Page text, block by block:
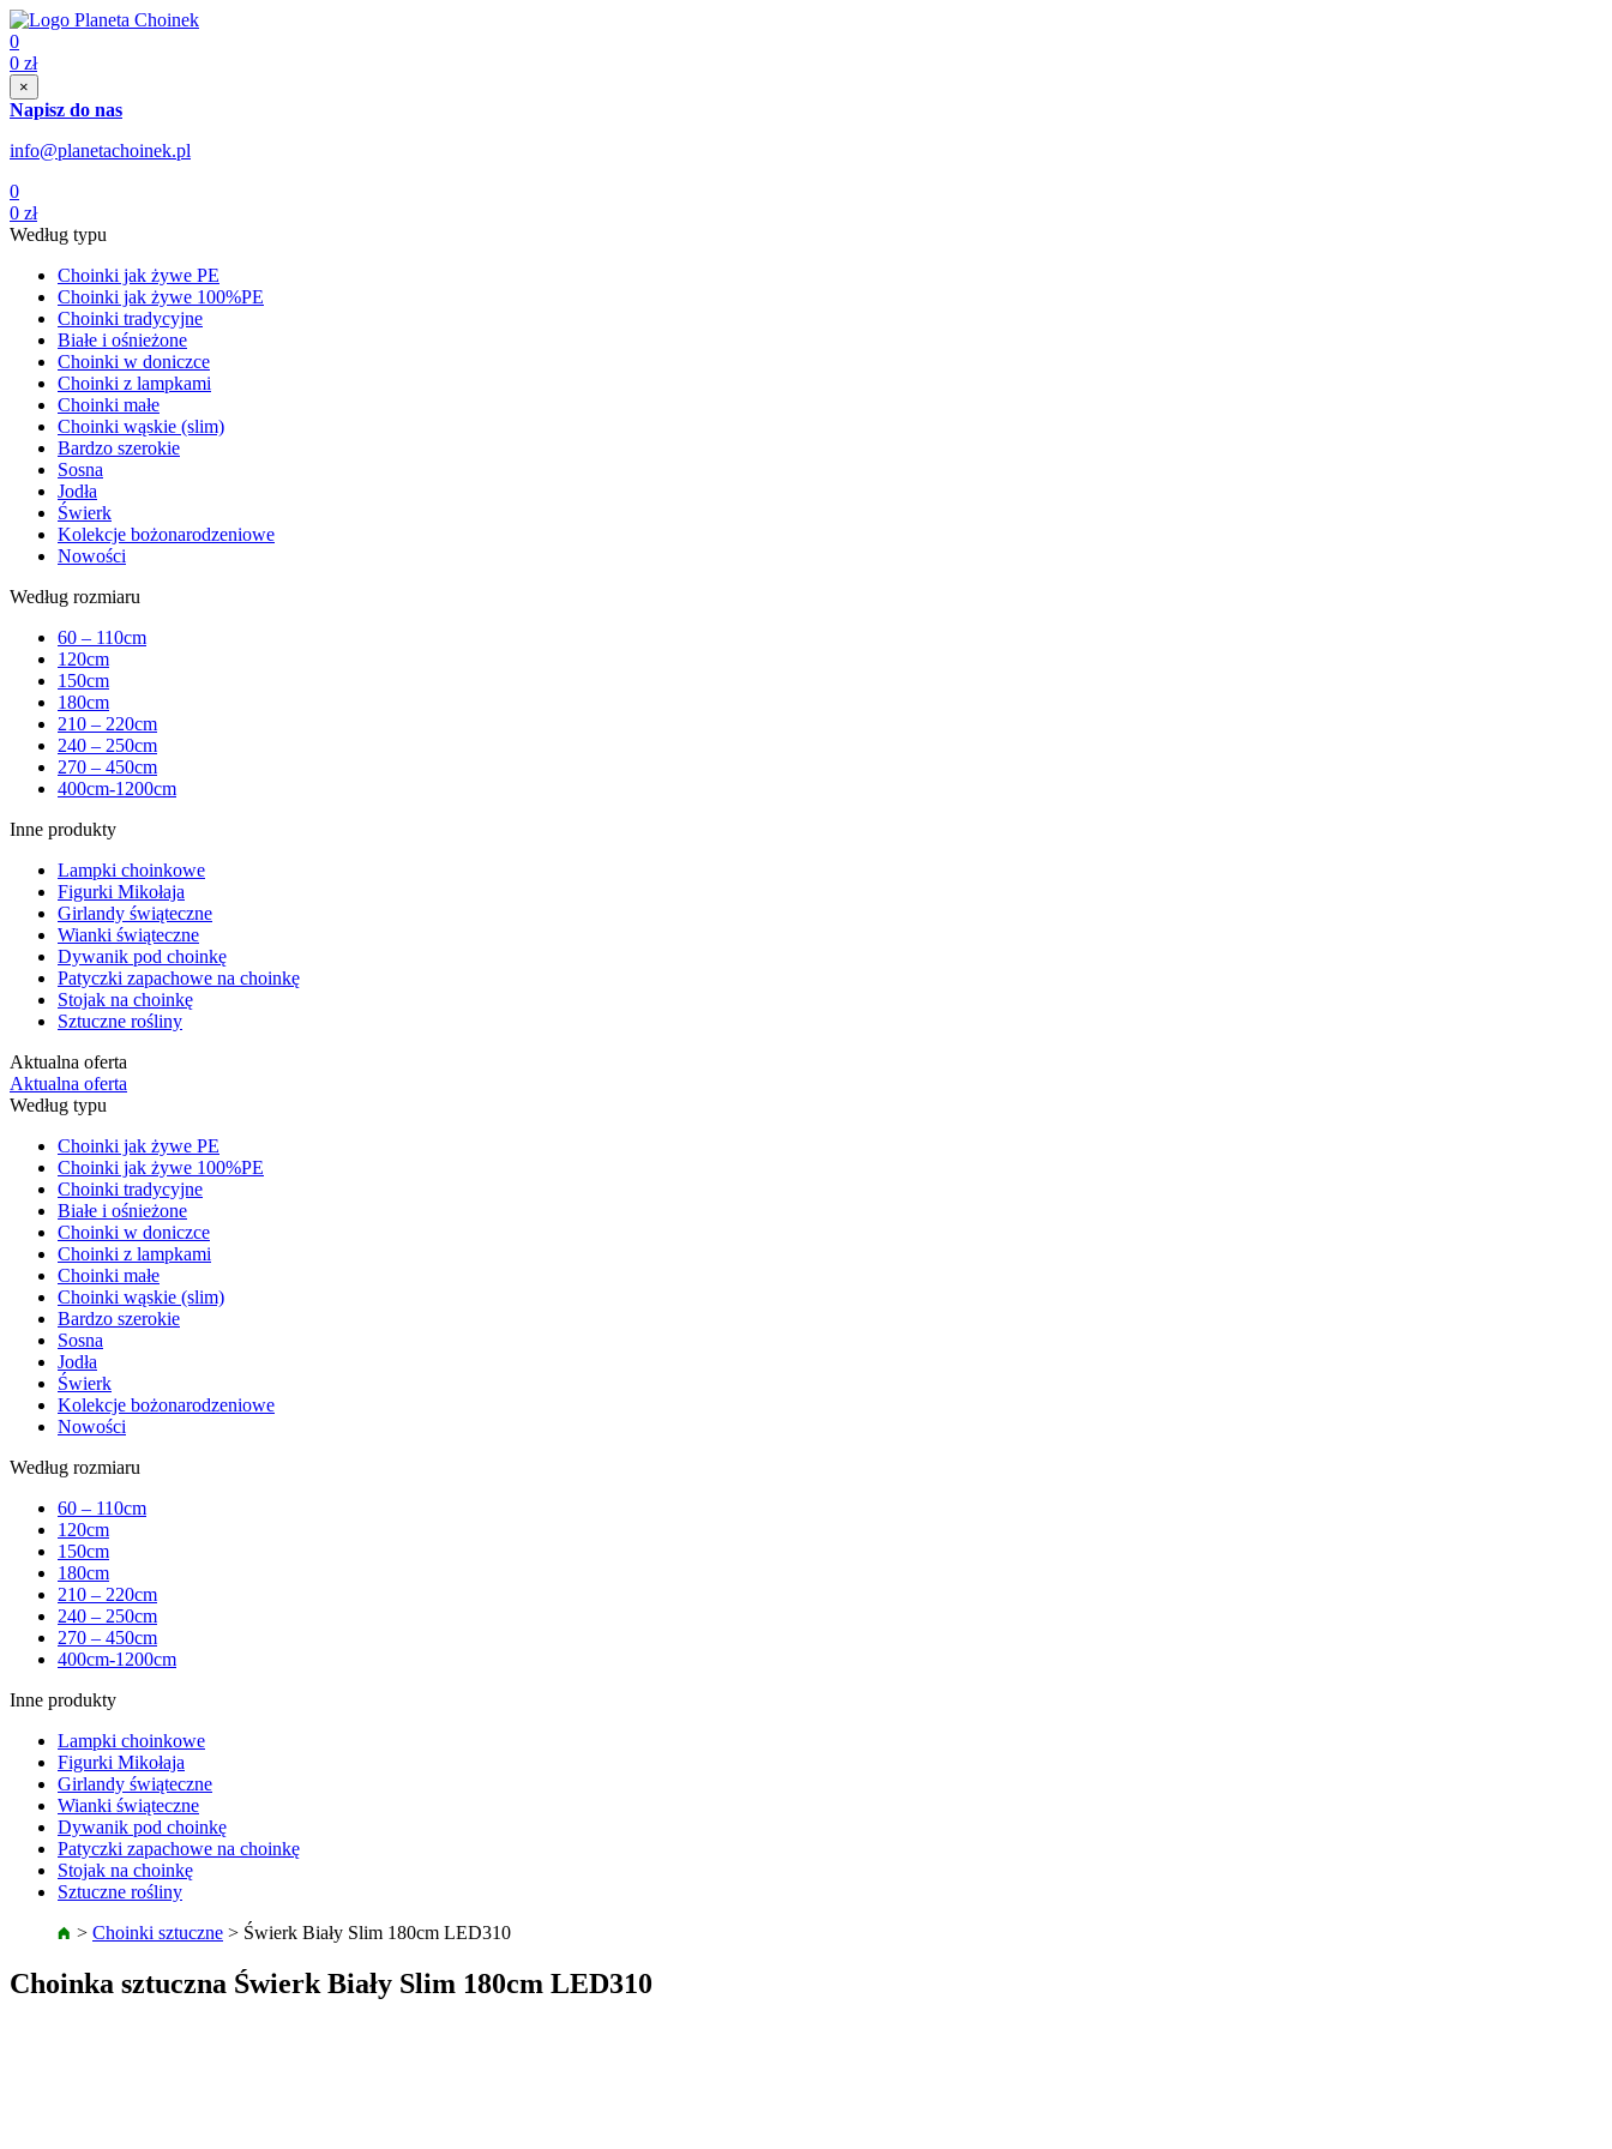
0
0 zł
×
Napisz do nas
info@planetachoinek.pl
0
0 zł
Według typu
Choinki jak żywe PE
Choinki jak żywe 100%PE
Choinki tradycyjne
Białe i ośnieżone
Choinki w doniczce
Choinki z lampkami
Choinki małe
Choinki wąskie (slim)
Bardzo szerokie
Sosna
Jodła
Świerk
Kolekcje bożonarodzeniowe
Nowości
Według rozmiaru
60 – 110cm
120cm
150cm
180cm
210 – 220cm
240 – 250cm
270 – 450cm
400cm-1200cm
Inne produkty
Lampki choinkowe
Figurki Mikołaja
Girlandy świąteczne
Wianki świąteczne
Dywanik pod choinkę
Patyczki zapachowe na choinkę
Stojak na choinkę
Sztuczne rośliny
Aktualna oferta
Aktualna oferta
Według typu
Choinki jak żywe PE
Choinki jak żywe 100%PE
Choinki tradycyjne
Białe i ośnieżone
Choinki w doniczce
Choinki z lampkami
Choinki małe
Choinki wąskie (slim)
Bardzo szerokie
Sosna
Jodła
Świerk
Kolekcje bożonarodzeniowe
Nowości
Według rozmiaru
60 – 110cm
120cm
150cm
180cm
210 – 220cm
240 – 250cm
270 – 450cm
400cm-1200cm
Inne produkty
Lampki choinkowe
Figurki Mikołaja
Girlandy świąteczne
Wianki świąteczne
Dywanik pod choinkę
Patyczki zapachowe na choinkę
Stojak na choinkę
Sztuczne rośliny
> Choinki sztuczne > Świerk Biały Slim 180cm LED310
Choinka sztuczna Świerk Biały Slim 180cm LED310